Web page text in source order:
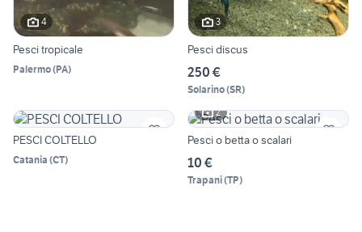
4
Pesci tropicale
Palermo(PA)
3
Pesci discus
250 €
Solarino(SR)
PESCI COLTELLO
Catania (CT)
2
Pesci o betta o scalari
10 €
Trapani(TP)